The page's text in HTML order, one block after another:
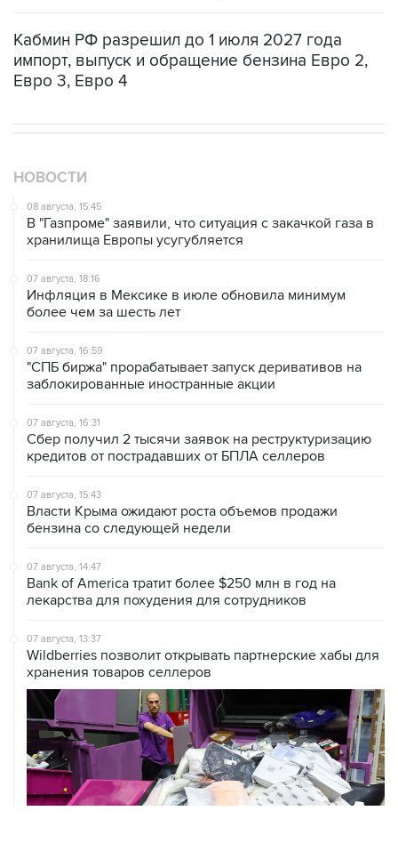
Кабмин РФ разрешил до 1 июля 2027 года
импорт, выпуск и обращение бензина Евро 2,
Евро 3, Евро 4
НОВОСТИ
08 августа, 15:45
В "Газпроме" заявили, что ситуация с закачкой газа в
хранилища Европы усугубляется
07 августа, 18:16
Инфляция в Мексике в июле обновила минимум
более чем за шесть лет
07 августа, 16:59
"СПБ биржа" прорабатывает запуск деривативов на
заблокированные иностранные акции
07 августа, 16:31
Сбер получил 2 тысячи заявок на реструктуризацию
кредитов от пострадавших от БПЛА селлеров
07 августа, 15:43
Власти Крыма ожидают роста объемов продажи
бензина со следующей недели
07 августа, 14:47
Bank of America тратит более $250 млн в год на
лекарства для похудения для сотрудников
07 августа, 13:37
Wildberries позволит открывать партнерские хабы для
хранения товаров селлеров